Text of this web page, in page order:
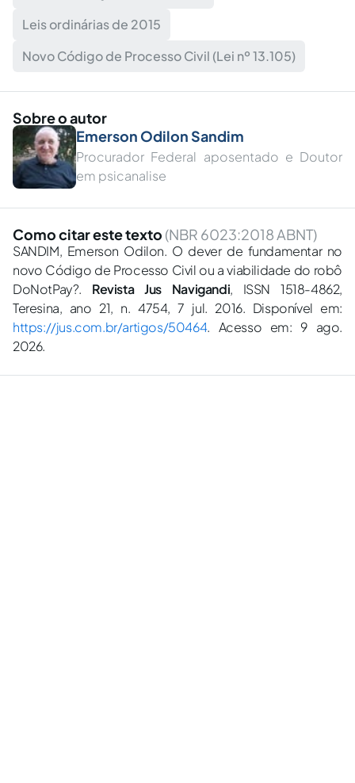
Leis ordinárias de 2015
Novo Código de Processo Civil (Lei nº 13.105)
Sobre o autor
Emerson Odilon Sandim
Procurador Federal aposentado e Doutor
em psicanalise
Como citar este texto (NBR 6023:2018 ABNT)
SANDIM, Emerson Odilon. O dever de fundamentar no
novo Código de Processo Civil ou a viabilidade do robô
DoNotPay?. Revista Jus Navigandi, ISSN 1518-4862,
Teresina, ano 21, n. 4754, 7 jul. 2016. Disponível em:
https://jus.com.br/artigos/50464. Acesso em: 9 ago.
2026.